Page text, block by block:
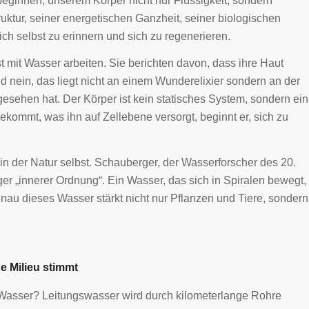
seiner energetischen Ganzheit, seiner biologischen
selbst zu erinnern und sich zu regenerieren.
Wasser arbeiten. Sie berichten davon, dass ihre Haut
nein, das liegt nicht an einem Wunderelixier sondern an der
hat. Der Körper ist kein statisches System, sondern ein
was ihn auf Zellebene versorgt, beginnt er, sich zu
der Natur selbst. Schauberger, der Wasserforscher des 20.
„innerer Ordnung“. Ein Wasser, das sich in Spiralen bewegt,
dieses Wasser stärkt nicht nur Pflanzen und Tiere, sondern
Milieu stimmt
Leitungswasser wird durch kilometerlange Rohre